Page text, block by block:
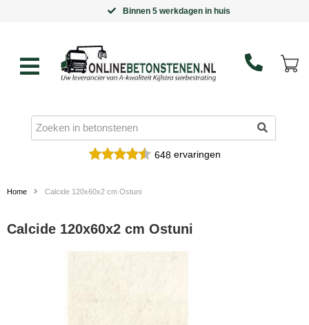
Binnen 5 werkdagen in huis
648ervaringen
Home Calcide 120x60x2 cm Ostuni
Calcide 120x60x2 cm Ostuni